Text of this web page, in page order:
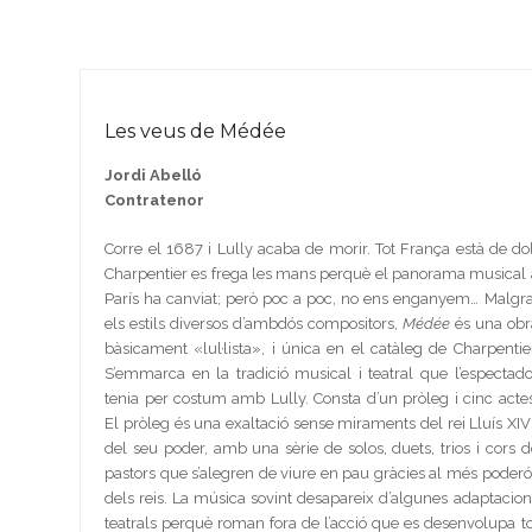
Les veus de Médée
Jordi Abelló
Contratenor
Corre el 1687 i Lully acaba de morir. Tot França està de dol.
Charpentier es frega les mans perquè el panorama musical
París ha canviat; però poc a poc, no ens enganyem…
els estils diversos d’ambdós compositors, Médéeés una
bàsicament «lul·lista», i única en el catàleg de
S’emmarca en la tradició musical i teatral que
tenia per costum amb Lully. Consta d’un pròleg i cinc
El pròleg és una exaltació sense miraments del rei Lluís
del seu poder, amb una sèrie de solos, duets, trios i cors
pastors que s’alegren de viure en pau gràcies al més
dels reis. La música sovint desapareix d’algunes
teatrals perquè roman fora de l’acció que es desenvolupa